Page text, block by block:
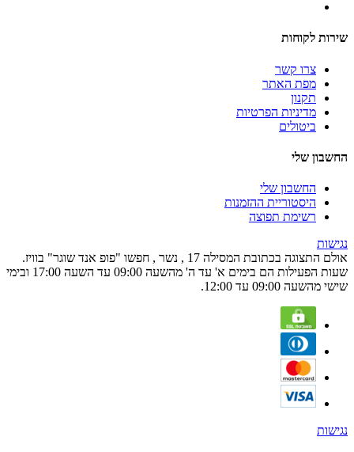
שירות לקוחות
צרו קשר
מפת האתר
תקנון
מדיניות הפרטיות
ביטולים
החשבון שלי
החשבון שלי
היסטוריית ההזמנות
רשימת תפוצה
נגישות
אולם התצוגה בכתובת המסילה 17 , נשר , חפשו "פופ אנד שוגר" בוויז.
שעות הפעילות הם בימים א' עד ה' מהשעה 09:00 עד השעה 17:00 ובימי
שישי מהשעה 09:00 עד 12:00.
נגישות